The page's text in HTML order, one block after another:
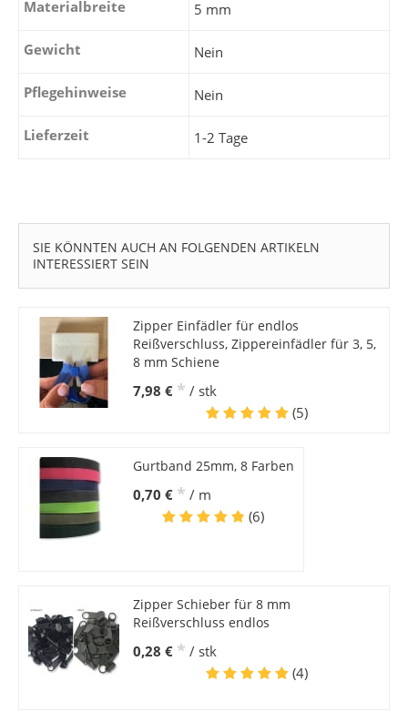
Materialbreite 5 mm
Gewicht Nein
Pflegehinweise Nein
Lieferzeit 1-2 Tage
SIE KÖNNTEN AUCH AN FOLGENDEN ARTIKELN
INTERESSIERT SEIN
Zipper Einfädler für endlos
Reißverschluss, Zippereinfädler für 3, 5,
8 mm Schiene
7,98 € * / stk
(5)
Gurtband 25mm, 8 Farben
0,70 € * / m
(6)
Zipper Schieber für 8 mm
Reißverschluss endlos
0,28 € * / stk
(4)